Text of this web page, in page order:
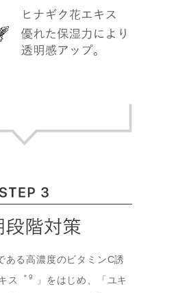
ある高濃度のビタミンC誘
ス
＊9
」をはじめ、「ユキ